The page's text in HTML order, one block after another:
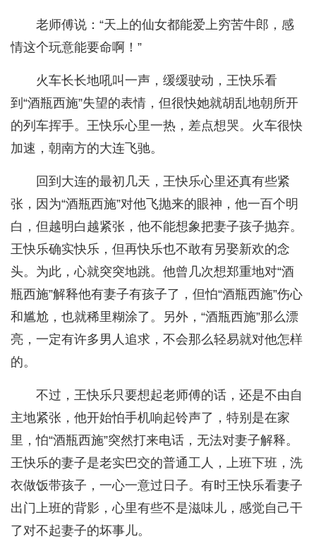
老师傅说：“天上的仙女都能爱上穷苦牛郎，感
情这个玩意能要命啊！”
火车长长地吼叫一声，缓缓驶动，王快乐看
到“酒瓶西施”失望的表情，但很快她就胡乱地朝所开
的列车挥手。王快乐心里一热，差点想哭。火车很快
加速，朝南方的大连飞驰。
回到大连的最初几天，王快乐心里还真有些紧
张，因为“酒瓶西施”对他飞抛来的眼神，他一百个明
白，但越明白越紧张，他不能想象把妻子孩子抛弃。
王快乐确实快乐，但再快乐也不敢有另娶新欢的念
头。为此，心就突突地跳。他曾几次想郑重地对“酒
瓶西施”解释他有妻子有孩子了，但怕“酒瓶西施”伤心
和尴尬，也就稀里糊涂了。另外，“酒瓶西施”那么漂
亮，一定有许多男人追求，不会那么轻易就对他怎样
的。
不过，王快乐只要想起老师傅的话，还是不由自
主地紧张，他开始怕手机响起铃声了，特别是在家
里，怕“酒瓶西施”突然打来电话，无法对妻子解释。
王快乐的妻子是老实巴交的普通工人，上班下班，洗
衣做饭带孩子，一心一意过日子。有时王快乐看妻子
出门上班的背影，心里有些不是滋味儿，感觉自己干
了对不起妻子的坏事儿。